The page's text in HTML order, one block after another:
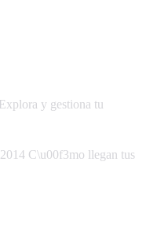
y gestiona tu
C\u00f3mo llegan tus